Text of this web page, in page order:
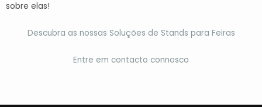
sobre elas!
Descubra as nossas Soluções de Stands para Feiras
Entre em contacto connosco